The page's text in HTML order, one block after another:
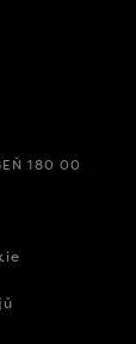
180 00